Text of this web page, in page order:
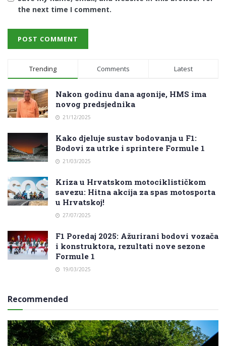
the next time I comment.
Trending Comments Latest
Nakon godinu dana agonije, HMS ima
novog predsjednika
21/12/2025
Kako djeluje sustav bodovanja u F1:
Bodovi za utrke i sprintere Formule 1
21/03/2025
Kriza u Hrvatskom motociklističkom
savezu: Hitna akcija za spas motosporta
u Hrvatskoj!
27/07/2025
F1 Poredaj 2025: Ažurirani bodovi vozača
i konstruktora, rezultati nove sezone
Formule 1
19/03/2025
Recommended